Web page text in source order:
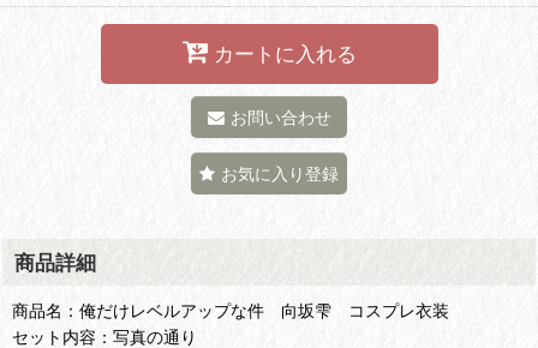
カートに入れる
お問い合わせ
お気に入り登録
商品詳細
商品名：俺だけレベルアップな件 向坂雫 コスプレ衣装
セット内容：写真の通り